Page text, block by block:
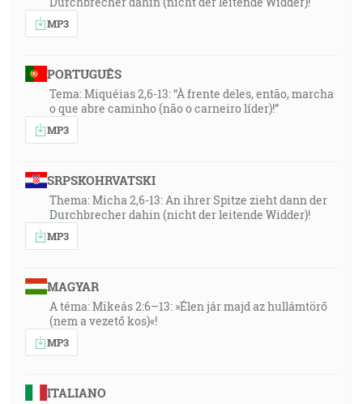
MP3
PORTUGUÊS
Tema: Miquéias 2,6-13: “À frente deles, então, marcha
o que abre caminho (não o carneiro líder)!”
MP3
SRPSKOHRVATSKI
Thema: Micha 2,6-13: An ihrer Spitze zieht dann der
Durchbrecher dahin (nicht der leitende Widder)!
MP3
MAGYAR
A téma: Mikeás 2:6–13: »Élen jár majd az hullámtörő
(nem a vezető kos)«!
MP3
ITALIANO